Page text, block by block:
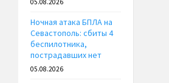
05.08.2026
Ночная атака БПЛА на
Севастополь: сбиты 4
беспилотника,
пострадавших нет
05.08.2026